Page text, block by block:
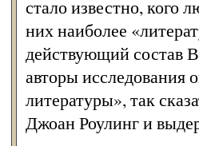
стало известно, кого
них наиболее
действующий состав
авторы исследования
литературы», так
Джоан Роулинг и